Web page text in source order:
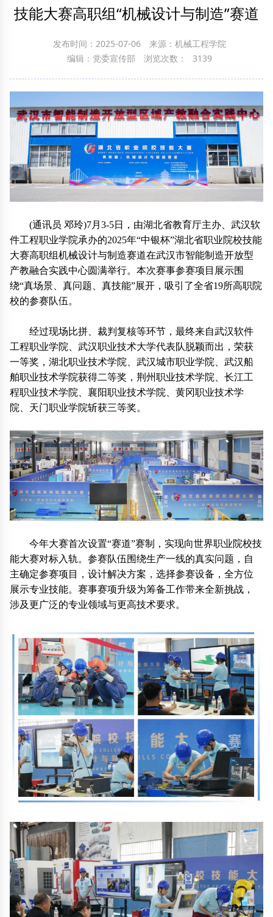
技能大赛高职组“机械设计与制造”赛道
发布时间：2025-07-06
来源：机械工程学院
编辑：党委宣传部
浏览次数： 3139
(通讯员 邓玲)7月3-5日，由湖北省教育厅主办、武汉软
件工程职业学院承办的2025年“中银杯”湖北省职业院校技能
大赛高职组机械设计与制造赛道在武汉市智能制造开放型
产教融合实践中心圆满举行。本次赛事参赛项目展示围
绕“真场景、真问题、真技能”展开，吸引了全省19所高职院
校的参赛队伍。
经过现场比拼、裁判复核等环节，最终来自武汉软件
工程职业学院、武汉职业技术大学代表队脱颖而出，荣获
一等奖，湖北职业技术学院、武汉城市职业学院、武汉船
舶职业技术学院获得二等奖，荆州职业技术学院、长江工
程职业技术学院、襄阳职业技术学院、黄冈职业技术学
院、天门职业学院斩获三等奖。
今年大赛首次设置“赛道”赛制，实现向世界职业院校技
能大赛对标入轨。参赛队伍围绕生产一线的真实问题，自
主确定参赛项目，设计解决方案，选择参赛设备，全方位
展示专业技能。赛事赛项升级为筹备工作带来全新挑战，
涉及更广泛的专业领域与更高技术要求。